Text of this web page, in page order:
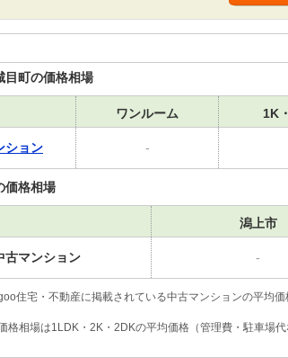
目町の価格相場
ワンルーム 1K
ション -
価格相場
潟上市
古マンション -
住宅・不動産に掲載されている中古マンションの平均
格相場は1LDK・2K・2DKの平均価格（管理費・駐車場代